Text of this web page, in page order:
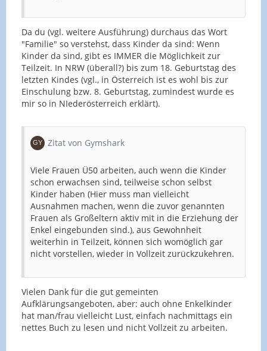
Da du (vgl. weitere Ausführung) durchaus das Wort
"Familie" so verstehst, dass Kinder da sind: Wenn
Kinder da sind, gibt es IMMER die Möglichkeit zur
Teilzeit. In NRW (überall?) bis zum 18. Geburtstag des
letzten Kindes (vgl., in Österreich ist es wohl bis zur
Einschulung bzw. 8. Geburtstag, zumindest wurde es
mir so in NIederösterreich erklärt).
Zitat von Gymshark
Viele Frauen Ü50 arbeiten, auch wenn die Kinder
schon erwachsen sind, teilweise schon selbst
Kinder haben (Hier muss man vielleicht
Ausnahmen machen, wenn die zuvor genannten
Frauen als Großeltern aktiv mit in die Erziehung der
Enkel eingebunden sind.), aus Gewohnheit
weiterhin in Teilzeit, können sich womöglich gar
nicht vorstellen, wieder in Vollzeit zurückzukehren.
Vielen Dank für die gut gemeinten
Aufklärungsangeboten, aber: auch ohne Enkelkinder
hat man/frau vielleicht Lust, einfach nachmittags ein
nettes Buch zu lesen und nicht Vollzeit zu arbeiten.